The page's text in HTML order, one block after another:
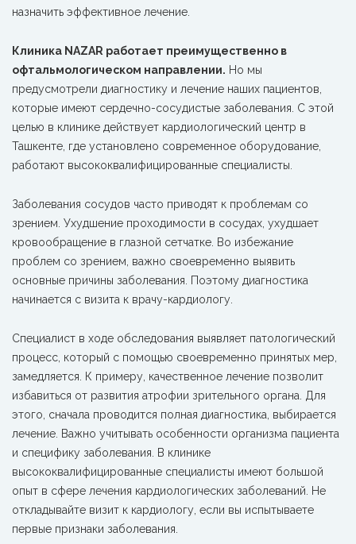
назначить эффективное лечение.
Клиника NAZAR работает преимущественно в
офтальмологическом направлении. Но мы
предусмотрели диагностику и лечение наших пациентов,
которые имеют сердечно-сосудистые заболевания. С этой
целью в клинике действует кардиологический центр в
Ташкенте, где установлено современное оборудование,
работают высококвалифицированные специалисты.
Заболевания сосудов часто приводят к проблемам со
зрением. Ухудшение проходимости в сосудах, ухудшает
кровообращение в глазной сетчатке. Во избежание
проблем со зрением, важно своевременно выявить
основные причины заболевания. Поэтому диагностика
начинается с визита к врачу-кардиологу.
Специалист в ходе обследования выявляет патологический
процесс, который с помощью своевременно принятых мер,
замедляется. К примеру, качественное лечение позволит
избавиться от развития атрофии зрительного органа. Для
этого, сначала проводится полная диагностика, выбирается
лечение. Важно учитывать особенности организма пациента
и специфику заболевания. В клинике
высококвалифицированные специалисты имеют большой
опыт в сфере лечения кардиологических заболеваний. Не
откладывайте визит к кардиологу, если вы испытываете
первые признаки заболевания.